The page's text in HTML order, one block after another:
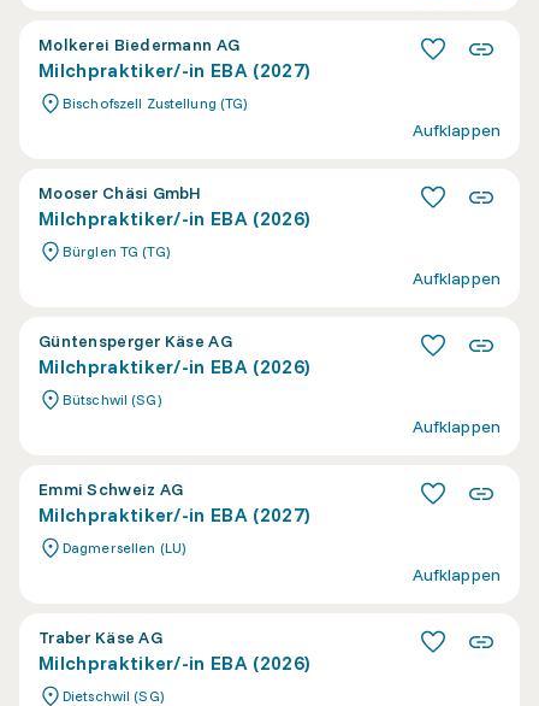
Molkerei Biedermann AG
Milchpraktiker/-in EBA (2027)
Bischofszell Zustellung (TG)
Aufklappen
Mooser Chäsi GmbH
Milchpraktiker/-in EBA (2026)
Bürglen TG (TG)
Aufklappen
Güntensperger Käse AG
Milchpraktiker/-in EBA (2026)
Bütschwil (SG)
Aufklappen
Emmi Schweiz AG
Milchpraktiker/-in EBA (2027)
Dagmersellen (LU)
Aufklappen
Traber Käse AG
Milchpraktiker/-in EBA (2026)
Dietschwil (SG)